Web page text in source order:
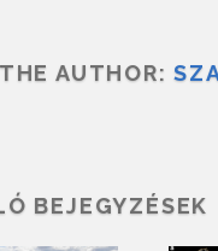
AUTHOR:
BEJEGYZÉSEK